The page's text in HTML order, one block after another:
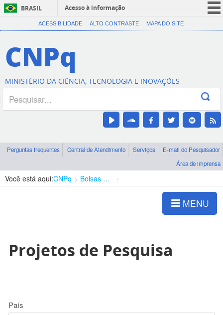
BRASIL
Acesso à informação
CORONAVÍRUS (COVID-19)
Canais
ACESSIBILIDADE ALTO CONTRASTE MAPA DO SITE
CNPq
MINISTÉRIO DA CIÊNCIA, TECNOLOGIA E INOVAÇÕES
Perguntas frequentes Central de Atendimento Serviços
E-mail do Pesquisador
Área de imprensa
Você está aqui:CNPq Bolsas e Auxílios Vigentes
MENU
Projetos de Pesquisa
País